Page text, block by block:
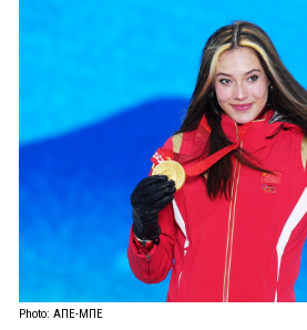
Photo: ΑΠΕ-ΜΠΕ